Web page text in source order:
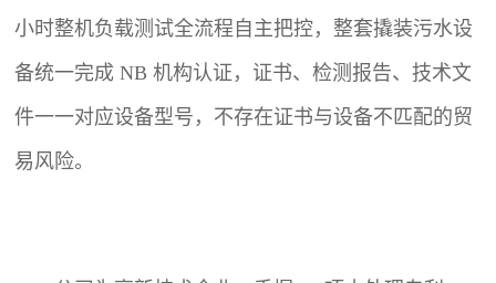
小时整机负载测试全流程自主把控，整套撬装污水设
备统一完成 NB 机构认证，证书、检测报告、技术文
件一一对应设备型号，不存在证书与设备不匹配的贸
易风险。